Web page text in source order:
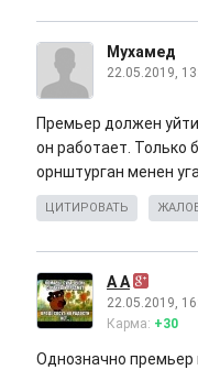
Мухамед
22.05.2019,
Премьер должен
он работает.
орнштурган менен
ЦИТИРОВАТЬ
А А
22.05.2019,
Карма: +30
Однозначно премьер